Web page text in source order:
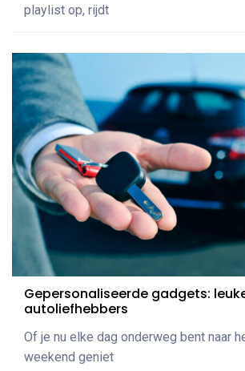
playlist op, rijdt
Gepersonaliseerde gadgets:
autoliefhebbers
Of je nu elke dag onderweg bent naar
weekend geniet